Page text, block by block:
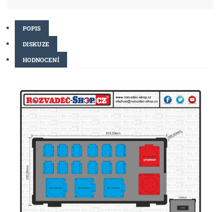
POPIS
DISKUZE
HODNOCENÍ